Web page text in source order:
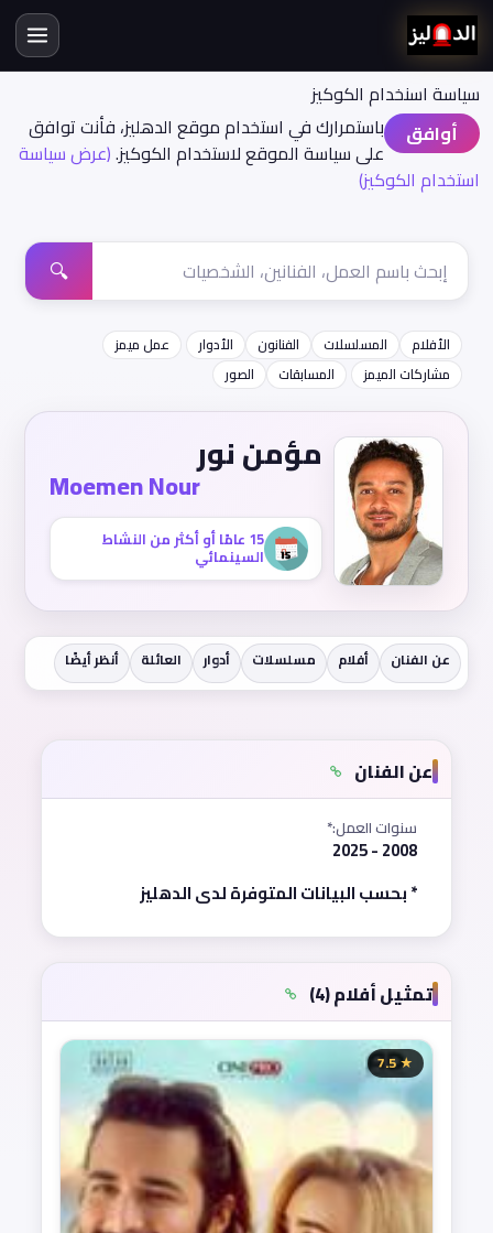
سياسة اسنخدام الكوكيز
أوافق
باستمرارك في استخدام موقع الدهليز، فأنت توافق
على سياسة الموقع لاستخدام الكوكيز.(عرض سياسة
استخدام الكوكيز)
🔍
الأفلام المسلسلات الفنانون الأدوار
عمل ميمز
مشاركات الميمز
المسابقات الصور
مؤمن نور
Moemen Nour
15 عامًا أو أكثر من النشاط
السينمائي
عن الفنان أفلام مسلسلات أدوار العائلة أنظر أيضًا
عن الفنان
سنوات العمل:*
2008 - 2025
* بحسب البيانات المتوفرة لدى الدهليز
تمثيل أفلام (4)
★ 7.5